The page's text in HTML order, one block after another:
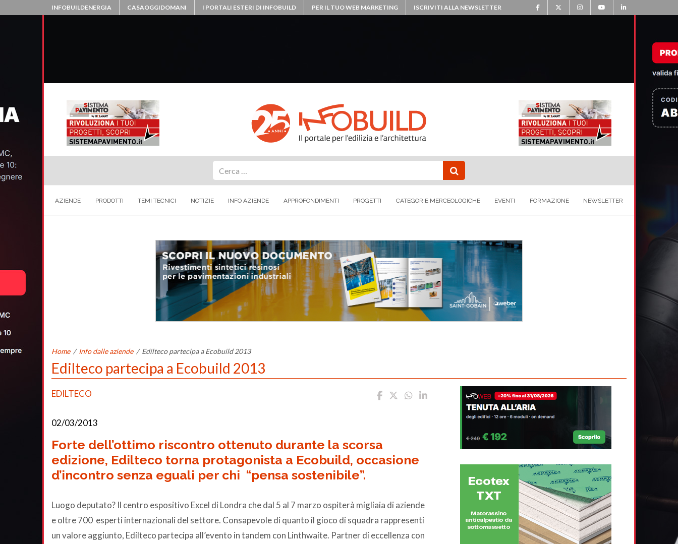
INFOBUILDENERGIA CASAOGGIDOMANI I PORTALI ESTERI DI INFOBUILD PER IL TUO WEB MARKETING ISCRIVITI ALLA NEWSLETTER
AZIENDE PRODOTTI TEMI TECNICI NOTIZIE INFO AZIENDE APPROFONDIMENTI PROGETTI CATEGORIE MERCEOLOGICHE EVENTI FORMAZIONE NEWSLETTER
Home / Info dalle aziende / Edilteco partecipa a Ecobuild 2013
Edilteco partecipa a Ecobuild 2013
EDILTECO
02/03/2013
Forte dell’ottimo riscontro ottenuto durante la scorsa
edizione, Edilteco torna protagonista a Ecobuild, occasione
d’incontro senza eguali per chi “pensa sostenibile”.
Luogo deputato? Il centro espositivo Excel di Londra che dal 5 al 7 marzo ospiterà migliaia di aziende
e oltre 700 esperti internazionali del settore. Consapevole di quanto il gioco di squadra rappresenti
un valore aggiunto, Edilteco partecipa all’evento in tandem con Linthwaite. Partner di eccellenza con